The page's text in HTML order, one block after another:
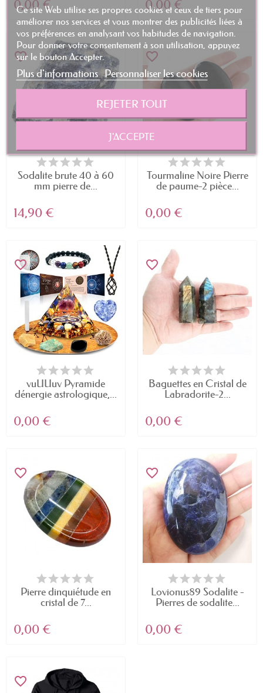
0,00 € 0,00 €
favorite_border
Sodalite brute 40 à 60
mm pierre de...
14,90 €
favorite_border
Tourmaline Noire Pierre
de paume-2 pièce...
0,00 €
favorite_border
vuUUuv Pyramide
dénergie astrologique,...
0,00 €
favorite_border
Baguettes en Cristal de
Labradorite-2...
0,00 €
favorite_border
Pierre dinquiétude en
cristal de 7...
0,00 €
favorite_border
Lovionus89 Sodalite -
Pierres de sodalite...
0,00 €
favorite_border
Ce site Web utilise ses propres cookies et ceux de tiers pour
améliorer nos services et vous montrer des publicités liées à
vos préférences en analysant vos habitudes de navigation.
Pour donner votre consentement à son utilisation, appuyez
sur le bouton Accepter.
Plus d'informations Personnaliser les cookies
REJETER TOUT
J'ACCEPTE